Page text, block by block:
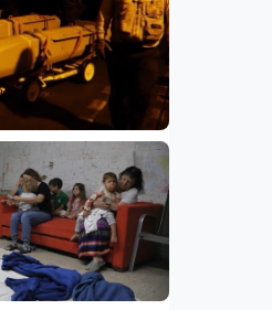
pasukan
Trump
AS, hampir
telah